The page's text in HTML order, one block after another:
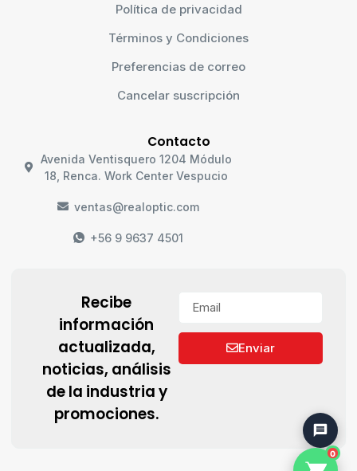
Política de privacidad
Términos y Condiciones
Preferencias de correo
Cancelar suscripción
Contacto
Avenida Ventisquero 1204 Módulo
18, Renca. Work Center Vespucio
ventas@realoptic.com
+56 9 9637 4501
Recibe
información
actualizada,
noticias, análisis
de la industria y
promociones.
Enviar
0